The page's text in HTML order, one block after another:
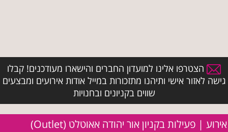
הצטרפו אלינו למועדון החברים והישארו מעודכנים! קבלו
גישה לאזור אישי ותיהנו מתזכורות במייל אודות אירועים ומבצעים
שווים בקניונים ובחנויות
אירוע | פעילות בקניון אור יהודה אאוטלט (Outlet)